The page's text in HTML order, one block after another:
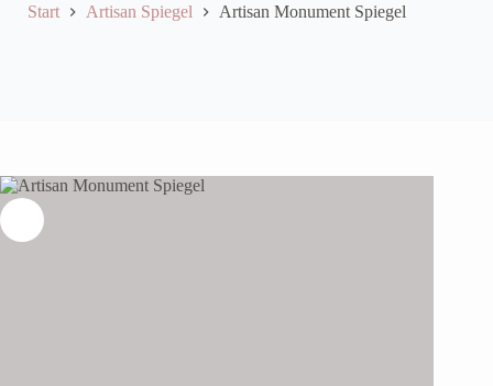
Start Artisan Spiegel Artisan Monument Spiegel